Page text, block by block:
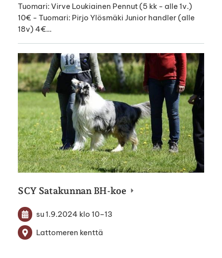
Tuomari: Virve Loukiainen Pennut (5 kk - alle 1v.)
10€ - Tuomari: Pirjo Ylösmäki Junior handler (alle
18v) 4€…
SCY Satakunnan BH-koe
su 1.9.2024 klo 10–13
Lattomeren kenttä